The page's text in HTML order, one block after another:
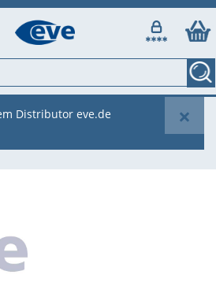
×
Distributor eve.de